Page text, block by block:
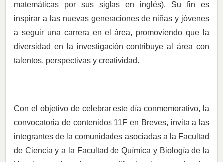
matemáticas por sus siglas en inglés). Su fin es
inspirar a las nuevas generaciones de niñas y jóvenes
a seguir una carrera en el área, promoviendo que la
diversidad en la investigación contribuye al área con
talentos, perspectivas y creatividad.
Con el objetivo de celebrar este día conmemorativo, la
convocatoria de contenidos 11F en Breves, invita a las
integrantes de la comunidades asociadas a la Facultad
de Ciencia y a la Facultad de Química y Biología de la